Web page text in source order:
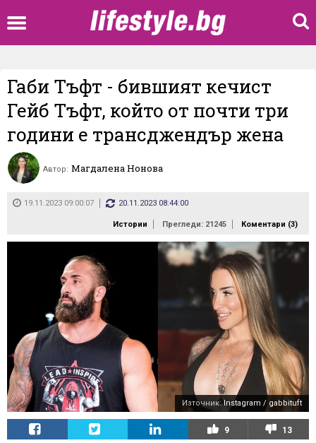
Габи Тъфт - бившият кечист
Гейб Тъфт, който от почти три
години е трансджендър жена
Автор: Магдалена Нонова
19.11.2023 09:00:07 20.11.2023 08:44:00
Истории Прегледи: 21245 Коментари (3)
Източник:Instagram / gabbituft
9 13